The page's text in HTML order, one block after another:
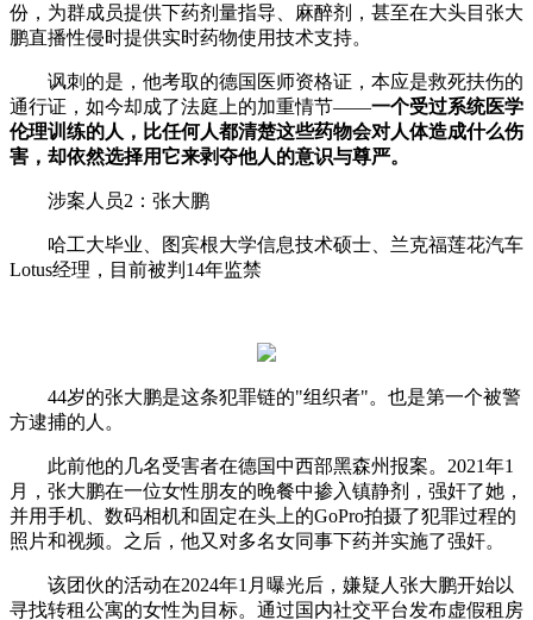
份，为群成员提供下药剂量指导、麻醉剂，甚至在大头目张大
鹏直播性侵时提供实时药物使用技术支持。
讽刺的是，他考取的德国医师资格证，本应是救死扶伤的
通行证，如今却成了法庭上的加重情节——一个受过系统医学
伦理训练的人，比任何人都清楚这些药物会对人体造成什么伤
害，却依然选择用它来剥夺他人的意识与尊严。
涉案人员2：张大鹏
哈工大毕业、图宾根大学信息技术硕士、兰克福莲花汽车
Lotus经理，目前被判14年监禁
44岁的张大鹏是这条犯罪链的"组织者"。也是第一个被警
方逮捕的人。
此前他的几名受害者在德国中西部黑森州报案。2021年1
月，张大鹏在一位女性朋友的晚餐中掺入镇静剂，强奸了她，
并用手机、数码相机和固定在头上的GoPro拍摄了犯罪过程的
照片和视频。之后，他又对多名女同事下药并实施了强奸。
该团伙的活动在2024年1月曝光后，嫌疑人张大鹏开始以
寻找转租公寓的女性为目标。通过国内社交平台发布虚假租房